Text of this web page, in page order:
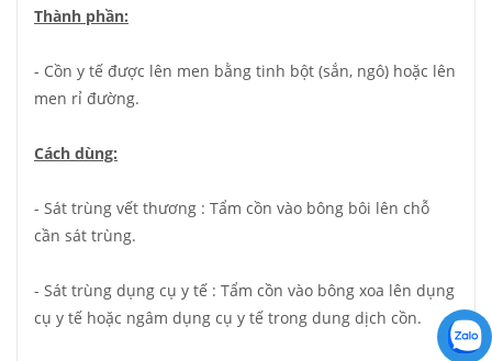
Thành phần:
- Cồn y tế được lên men bằng tinh bột (sắn, ngô) hoặc lên
men rỉ đường.
Cách dùng:
- Sát trùng vết thương : Tẩm cồn vào bông bôi lên chỗ
cần sát trùng.
- Sát trùng dụng cụ y tế : Tẩm cồn vào bông xoa lên dụng
cụ y tế hoặc ngâm dụng cụ y tế trong dung dịch cồn.